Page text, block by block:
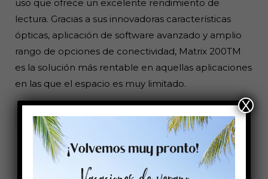
uso que ofrece un excelente rendimiento de
lectura. Gracias a sus innovadoras características
ópticas, aplicación de software avanzado y amplio
rango de opciones de conectividad, Matrix 200TM
es la solución más rentable en aquellas aplicaciones
en las que el espacio es muy limitado.
Leer más
X